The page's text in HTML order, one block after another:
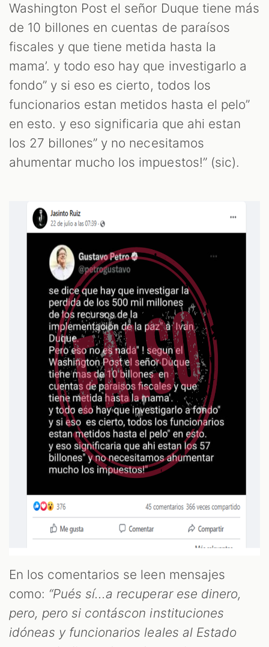
Washington Post el señor Duque tiene más
de 10 billones en cuentas de paraísos
fiscales y que tiene metida hasta la
mama’. y todo eso hay que investigarlo a
fondo” y si eso es cierto, todos los
funcionarios estan metidos hasta el pelo”
en esto. y eso significaria que ahi estan
los 27 billones” y no necesitamos
ahumentar mucho los impuestos!” (sic).
En los comentarios se leen mensajes
como: “Pués sí...a recuperar ese dinero,
pero, pero si contáscon instituciones
idóneas y funcionarios leales al Estado